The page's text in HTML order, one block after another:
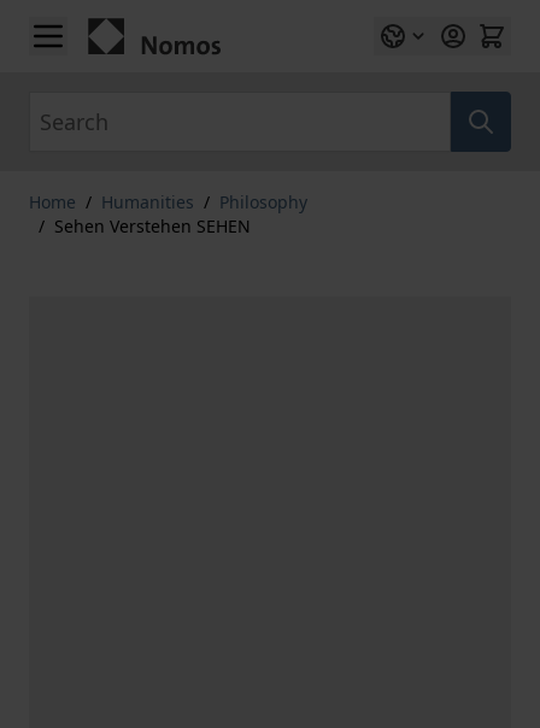
Skip to Content
Home / Humanities / Philosophy
/ Sehen Verstehen SEHEN